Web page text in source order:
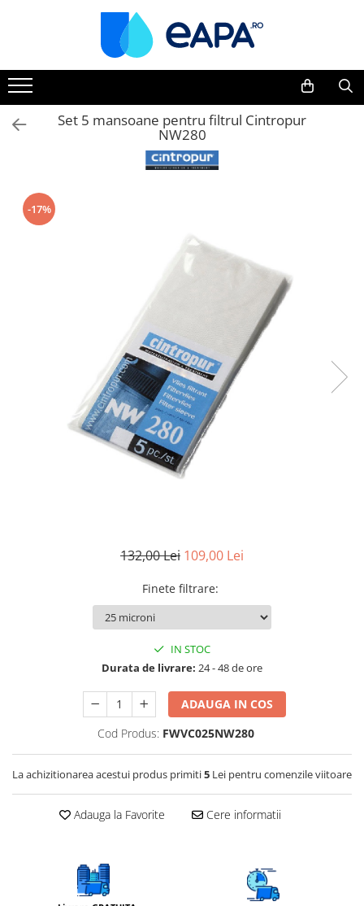
Toate Produsele
Dedurizare
Dedurizator tip Cabinet
Dedurizator Simplex
Filtre 5"
Filtre 10"
Sisteme duplex / triplex
Filtre Casnice
Consumabile
Cartuse Big Blue 20"
Mansoane Cintropur
Membrane osmoza inversa
Cartuse diverse
Lampi UV de schimb
Sisteme de filtrare
Set 5 mansoane pentru filtrul Cintropur
NW280
-17%
132,00 Lei 109,00 Lei
Finete filtrare:
IN STOC
Durata de livrare: 24 - 48 de ore
ADAUGA IN COS
Cod Produs: FWVC025NW280
La achizitionarea acestui produs primiti5 Lei pentru comenzile viitoare
Adauga la Favorite Cere informatii